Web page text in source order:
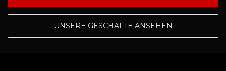
UNSERE GESCHÄFTE ANSEHEN